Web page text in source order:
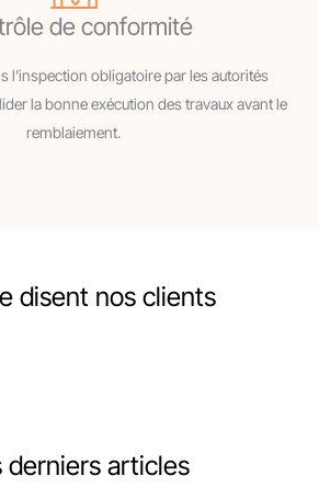
de conformité
l’inspection obligatoire par les autorités
la bonne exécution des travaux avant le
remblaiement.
disent nos clients
derniers articles